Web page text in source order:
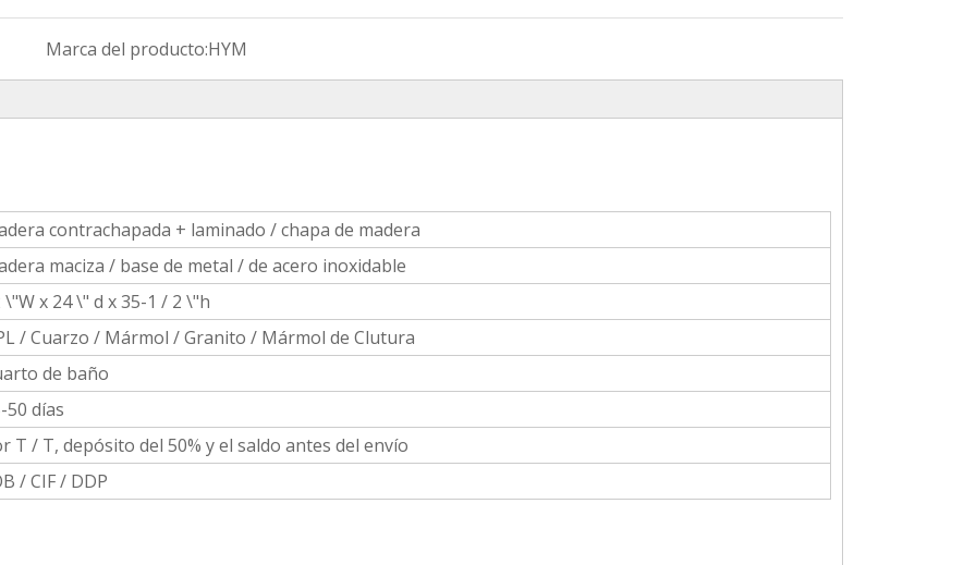
Marca del producto:HYM
contrachapada + laminado / chapa de madera
maciza / base de metal / de acero inoxidable
\"W x 24 \" d x 35-1 / 2 \"h
/ Cuarzo / Mármol / Granito / Mármol de Clutura
de baño
50 días
T / T, depósito del 50% y el saldo antes del envío
/ CIF / DDP